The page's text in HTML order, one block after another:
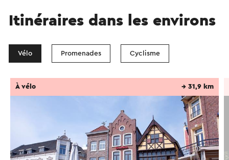
Itinéraires dans les environs
Vélo Promenades Cyclisme
À vélo → 31,9 km